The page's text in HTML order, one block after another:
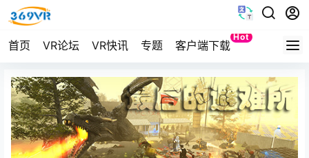
首页 VR论坛 VR快讯 专题 客户端下载
Hot
Quest